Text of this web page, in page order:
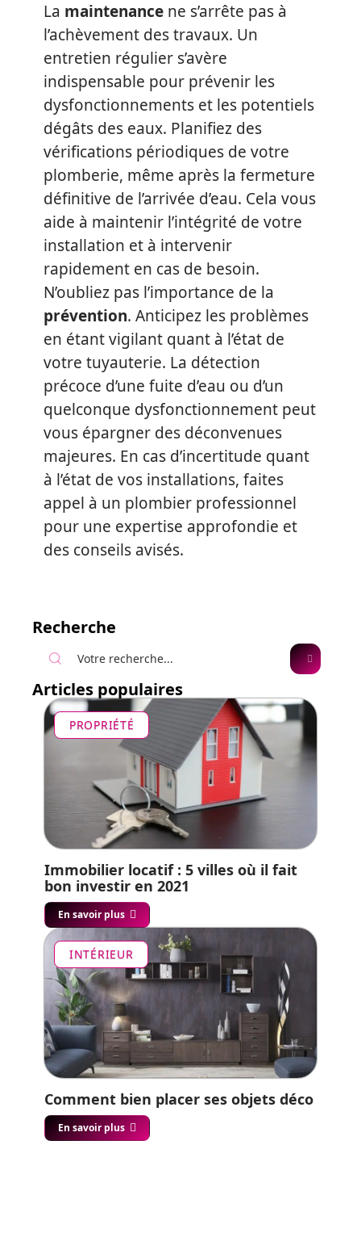
La maintenance ne s’arrête pas à
l’achèvement des travaux. Un
entretien régulier s’avère
indispensable pour prévenir les
dysfonctionnements et les potentiels
dégâts des eaux. Planifiez des
vérifications périodiques de votre
plomberie, même après la fermeture
définitive de l’arrivée d’eau. Cela vous
aide à maintenir l’intégrité de votre
installation et à intervenir
rapidement en cas de besoin.
N’oubliez pas l’importance de la
prévention. Anticipez les problèmes
en étant vigilant quant à l’état de
votre tuyauterie. La détection
précoce d’une fuite d’eau ou d’un
quelconque dysfonctionnement peut
vous épargner des déconvenues
majeures. En cas d’incertitude quant
à l’état de vos installations, faites
appel à un plombier professionnel
pour une expertise approfondie et
des conseils avisés.
Recherche
Articles populaires
PROPRIÉTÉ
Immobilier locatif : 5 villes où il fait
bon investir en 2021
En savoir plus
INTÉRIEUR
Comment bien placer ses objets déco
En savoir plus